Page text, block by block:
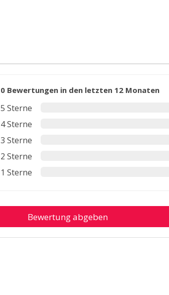
0 Bewertungen in den letzten 12 Monaten
5 Sterne
4 Sterne
3 Sterne
2 Sterne
1 Sterne
Bewertung abgeben